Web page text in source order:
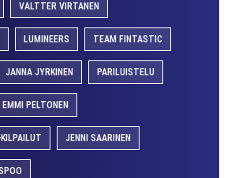
VALTTER VIRTANEN
LUMINEERS TEAM FINTASTIC
JANNA JYRKINEN PARILUISTELU
EMMI PELTONEN
JENNI SAARINEN